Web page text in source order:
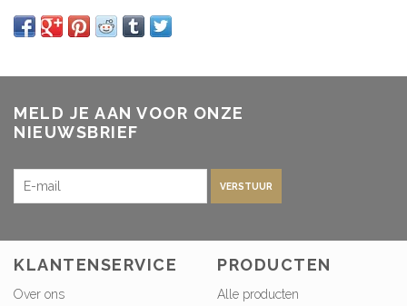
MELD JE AAN VOOR ONZE
NIEUWSBRIEF
VERSTUUR
KLANTENSERVICE
Over ons
PRODUCTEN
Alle producten